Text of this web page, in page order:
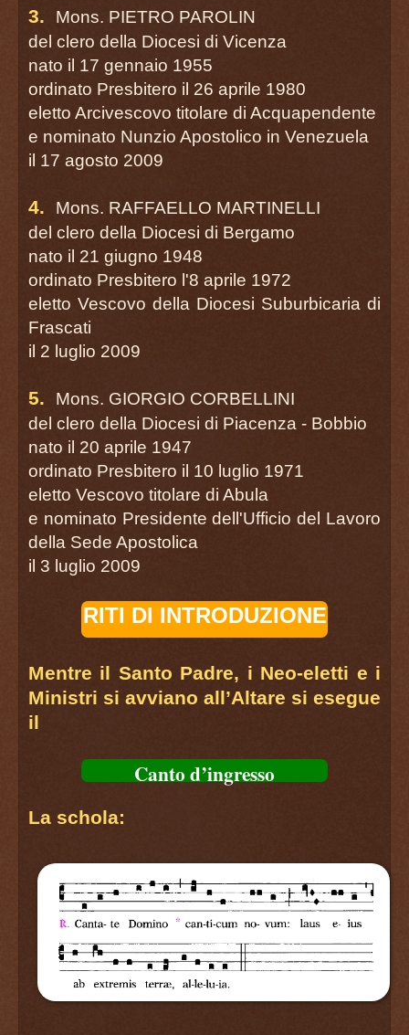
3.
Mons. PIETRO PAROLIN
del clero della Diocesi di Vicenza
nato il 17 gennaio 1955
ordinato Presbitero il 26 aprile 1980
eletto Arcivescovo titolare di Acquapendente
e nominato Nunzio Apostolico in Venezuela
il 17 agosto 2009
4.
Mons. RAFFAELLO MARTINELLI
del clero della Diocesi di Bergamo
nato il 21 giugno 1948
ordinato Presbitero l'8 aprile 1972
eletto Vescovo della Diocesi Suburbicaria di
Frascati
il 2 luglio 2009
5.
Mons. GIORGIO CORBELLINI
del clero della Diocesi di Piacenza - Bobbio
nato il 20 aprile 1947
ordinato Presbitero il 10 luglio 1971
eletto Vescovo titolare di Abula
e nominato Presidente dell'Ufficio del Lavoro
della Sede Apostolica
il 3 luglio 2009
RITI DI INTRODUZIONE
Mentre il Santo Padre, i Neo-eletti e i
Ministri si avviano all’Altare si esegue
il
Canto d’ingresso
La schola: